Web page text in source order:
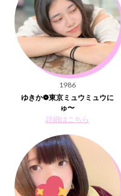
1986
ゆきか❁︎東京ミュウミュウに
ゅ〜
詳細はこちら